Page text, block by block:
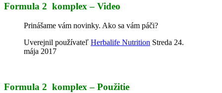
Formula 2 komplex – Video
Prinášame vám novinky. Ako sa vám páči?
Uverejnil používateľ Herbalife Nutrition Streda 24.
mája 2017
Formula 2 komplex – Použitie